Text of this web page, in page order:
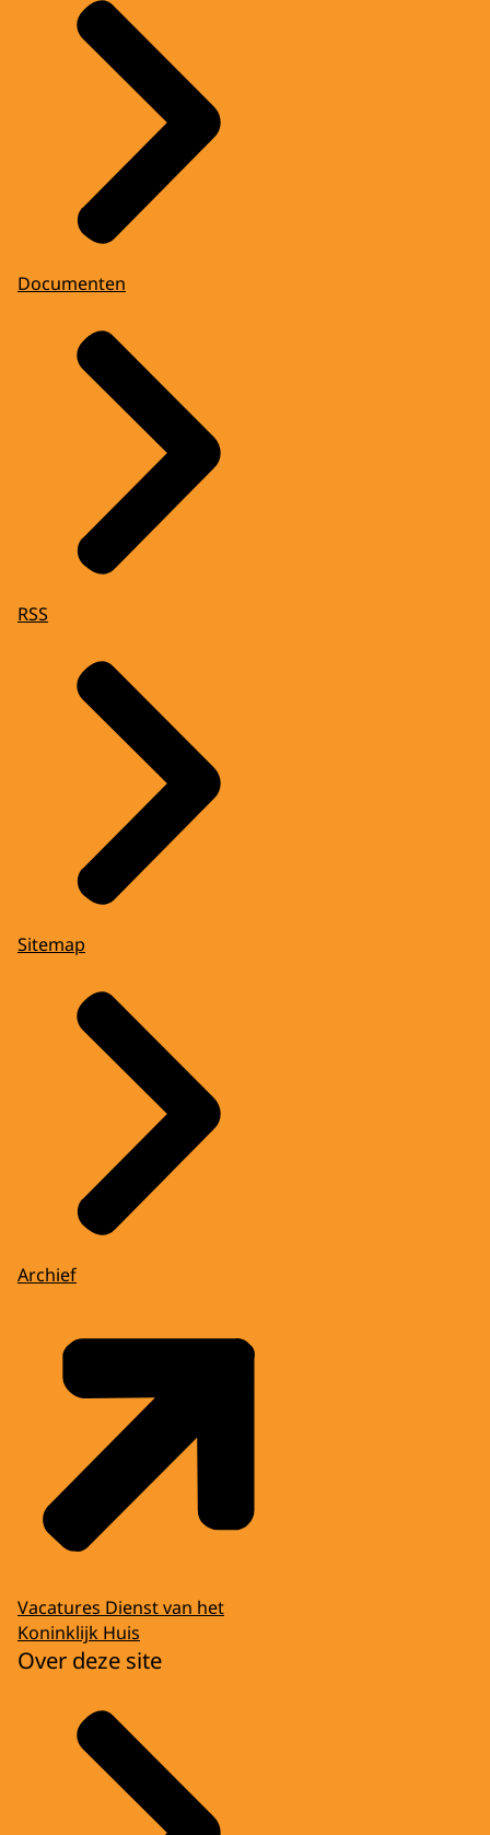
Documenten
RSS
Sitemap
Archief
Vacatures Dienst van het
Koninklijk Huis
Over deze site